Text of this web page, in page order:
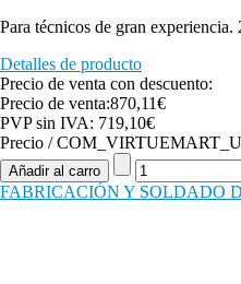
Para técnicos de gran experiencia.
Detalles de producto
Precio de venta con descuento:
Precio de venta:870,11€
PVP sin IVA: 719,10€
Precio /
FABRICACIÓN Y SOLDADO